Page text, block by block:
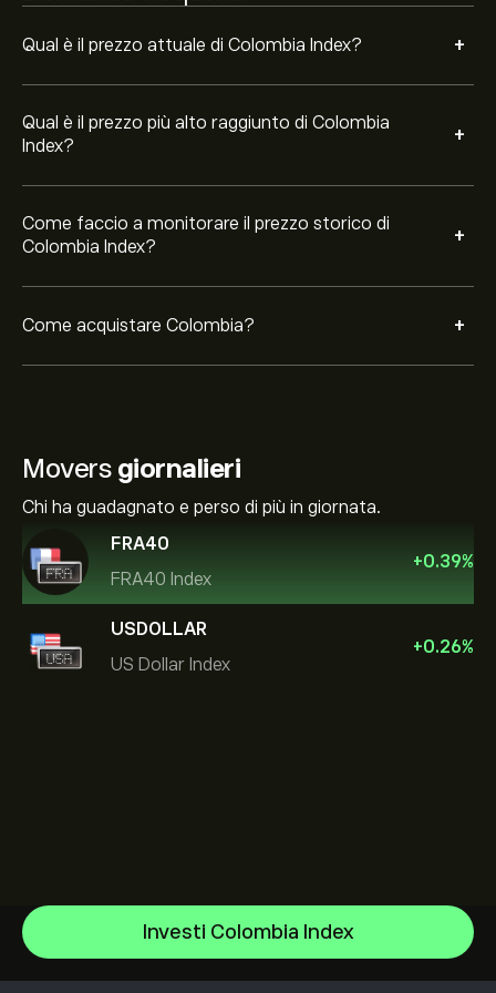
Qual è il prezzo attuale di Colombia Index? +
Qual è il prezzo più alto raggiunto di Colombia
Index?
+
Come faccio a monitorare il prezzo storico di
Colombia Index?
+
Come acquistare Colombia? +
Movers giornalieri
Chi ha guadagnato e perso di più in giornata.
FRA40
FRA40 Index
+0.39%
USDOLLAR
US Dollar Index
+0.26%
Investi Colombia Index
US Dollar Index
S&P500 Index